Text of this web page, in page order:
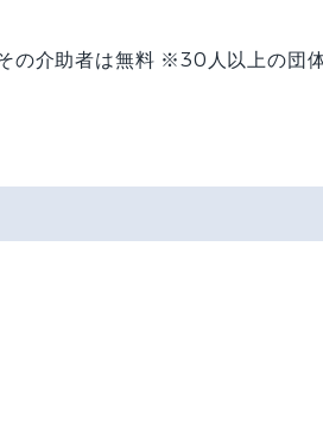
の介助者は無料 ※30人以上の団